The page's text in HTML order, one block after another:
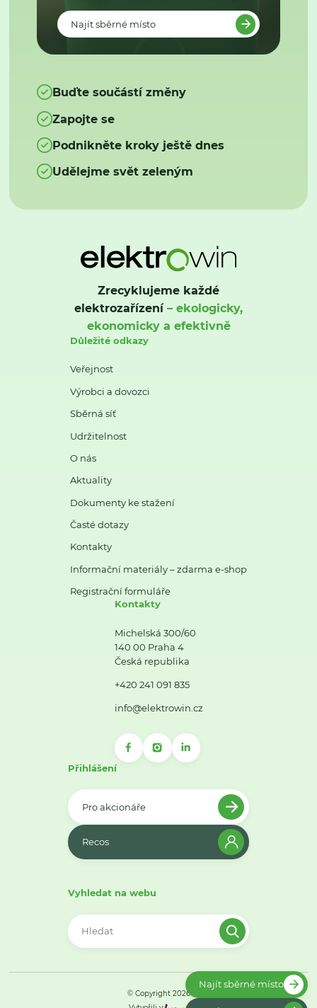
Najít sběrné místo
Buďte součástí změny
Zapojte se
Podnikněte kroky ještě dnes
Udělejme svět zeleným
Zrecyklujeme každé
elektrozařízení– ekologicky,
ekonomicky a efektivně
Důležité odkazy
Veřejnost
Výrobci a dovozci
Sběrná síť
Udržitelnost
O nás
Aktuality
Dokumenty ke stažení
Časté dotazy
Kontakty
Informační materiály – zdarma e-shop
Registrační formuláře
Kontakty
Michelská 300/60
140 00 Praha 4
Česká republika
+420 241 091 835
info@elektrowin.cz
Přihlášení
Pro akcionáře
Recos
Vyhledat na webu
© Copyright 2026
Najít sběrné místo